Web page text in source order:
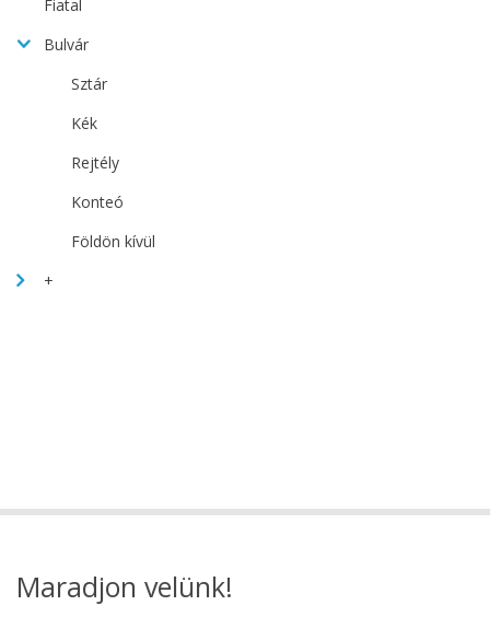
Fiatal
Bulvár
Sztár
Kék
Rejtély
Konteó
Földön kívül
+
Maradjon velünk!